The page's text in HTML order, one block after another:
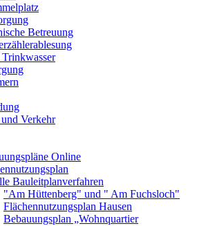
Betreuung
Trinkwasser
Verkehr
Online
Bauleitplanverfahren
"Am Hüttenberg" und " Am Fuchsloch"
Flächennutzungsplan Hausen
Bebauungsplan „Wohnquartier